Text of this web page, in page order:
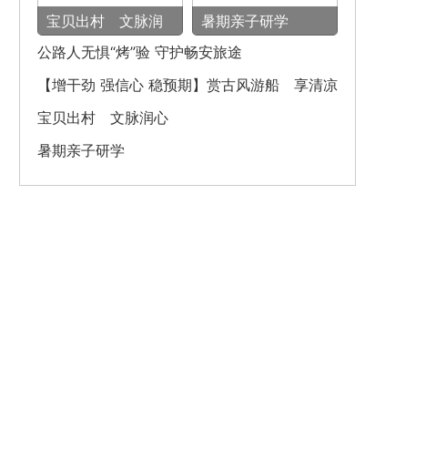
宝贝出村 文脉润
心
暑期亲子研学
公路人无惧“烤”验 守护畅安旅途
【增干劲 强信心 稳预期】赏古风游船 享清凉
之旅
宝贝出村 文脉润心
暑期亲子研学